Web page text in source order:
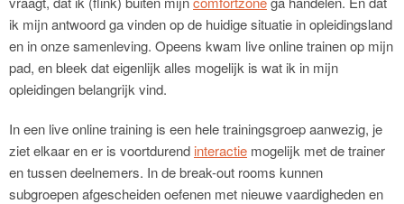
ik mijn antwoord ga vinden op de huidige situatie in opleidingsland
en in onze samenleving. Opeens kwam live online trainen op mijn
pad, en bleek dat eigenlijk alles mogelijk is wat ik in mijn
opleidingen belangrijk vind.
In een live online training is een hele trainingsgroep aanwezig, je
ziet elkaar en er is voortdurend interactie mogelijk met de trainer
en tussen deelnemers. In de break-out rooms kunnen
subgroepen afgescheiden oefenen met nieuwe vaardigheden en